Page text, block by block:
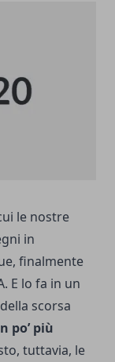
le nostre
in
finalmente
E lo fa in un
scorsa
po’ più
tuttavia, le